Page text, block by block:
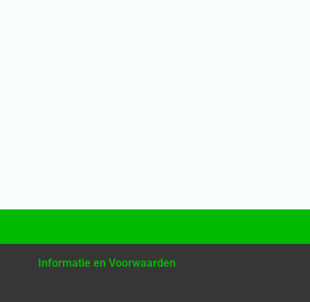
Informatie en Voorwaarden